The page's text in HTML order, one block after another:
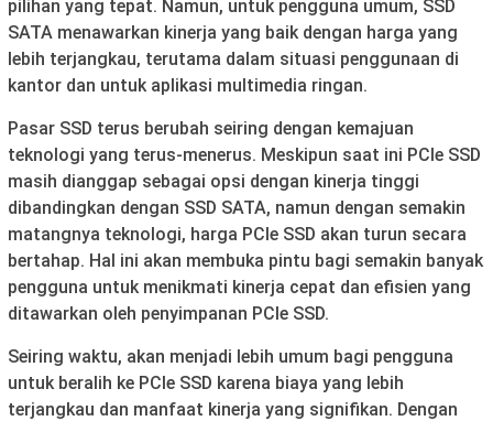
pilihan yang tepat. Namun, untuk pengguna umum, SSD
SATA menawarkan kinerja yang baik dengan harga yang
lebih terjangkau, terutama dalam situasi penggunaan di
kantor dan untuk aplikasi multimedia ringan.
Pasar SSD terus berubah seiring dengan kemajuan
teknologi yang terus-menerus. Meskipun saat ini PCIe SSD
masih dianggap sebagai opsi dengan kinerja tinggi
dibandingkan dengan SSD SATA, namun dengan semakin
matangnya teknologi, harga PCIe SSD akan turun secara
bertahap. Hal ini akan membuka pintu bagi semakin banyak
pengguna untuk menikmati kinerja cepat dan efisien yang
ditawarkan oleh penyimpanan PCIe SSD.
Seiring waktu, akan menjadi lebih umum bagi pengguna
untuk beralih ke PCIe SSD karena biaya yang lebih
terjangkau dan manfaat kinerja yang signifikan. Dengan